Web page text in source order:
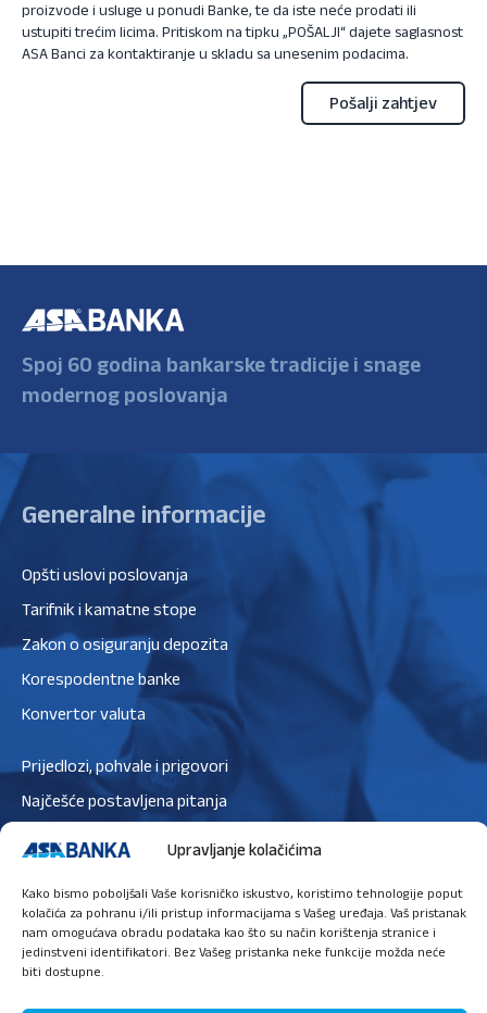
Upravljanje kolačićima
Kako bismo poboljšali Vaše korisničko iskustvo, koristimo tehnologije poput
kolačića za pohranu i/ili pristup informacijama s Vašeg uređaja. Vaš pristanak
nam omogućava obradu podataka kao što su način korištenja stranice i
jedinstveni identifikatori. Bez Vašeg pristanka neke funkcije možda neće
biti dostupne.
proizvode i usluge u ponudi Banke, te da iste neće prodati ili
ustupiti trećim licima. Pritiskom na tipku „POŠALJI“ dajete saglasnost
ASA Banci za kontaktiranje u skladu sa unesenim podacima.
Spoj 60 godina bankarske tradicije i snage
modernog poslovanja
Generalne informacije
Opšti uslovi poslovanja
Tarifnik i kamatne stope
Zakon o osiguranju depozita
Korespodentne banke
Konvertor valuta
Prijedlozi, pohvale i prigovori
Najčešće postavljena pitanja
Politika kolačića